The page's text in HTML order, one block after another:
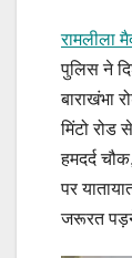
रामलीला
पुलिस ने
बाराखंभा
मिंटो रोड
हमदर्द
पर
जरूरत पड़ने